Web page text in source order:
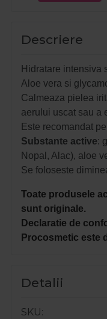
Descriere
Hidratare intensiva
Aloe vera si
Calmeaza pielea
aerului uscat sau a
Este recomandat
Substante active:
Nopal, Alac), aloe
Se foloseste
Toate produsele
sunt originale.
Declaratie de
Procosmetic este
Detalii
SKU